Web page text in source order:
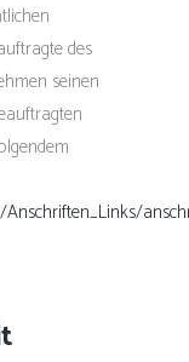
des
seinen